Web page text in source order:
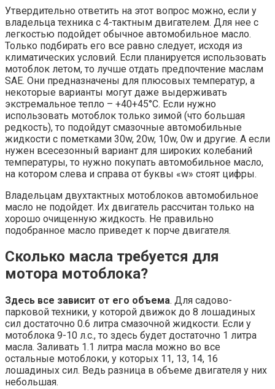
Утвердительно ответить на этот вопрос можно, если у
владельца техника с 4-тактным двигателем. Для нее с
легкостью подойдет обычное автомобильное масло.
Только подбирать его все равно следует, исходя из
климатических условий. Если планируется использовать
мотоблок летом, то лучше отдать предпочтение маслам
SAE. Они предназначены для плюсовых температур, а
некоторые варианты могут даже выдерживать
экстремальное тепло – +40+45°С. Если нужно
использовать мотоблок только зимой (что большая
редкость), то подойдут смазочные автомобильные
жидкости с пометками 30w, 20w, 10w, 0w и другие. А если
нужен всесезонный вариант для широких колебаний
температуры, то нужно покупать автомобильное масло,
на котором слева и справа от буквы «w» стоят цифры.
Владельцам двухтактных мотоблоков автомобильное
масло не подойдет. Их двигатель рассчитан только на
хорошо очищенную жидкость. Не правильно
подобранное масло приведет к порче двигателя.
Сколько масла требуется для
мотора мотоблока?
Здесь все зависит от его объема. Для садово-
парковой техники, у которой движок до 8 лошадиных
сил достаточно 0.6 литра смазочной жидкости. Если у
мотоблока 9-10 л.с., то здесь будет достаточно 1 литра
масла. Заливать 1.1 литра масла можно во все
остальные мотоблоки, у которых 11, 13, 14, 16
лошадиных сил. Ведь разница в объеме двигателя у них
небольшая.